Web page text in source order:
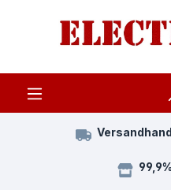
Zum Hauptinhalt springen